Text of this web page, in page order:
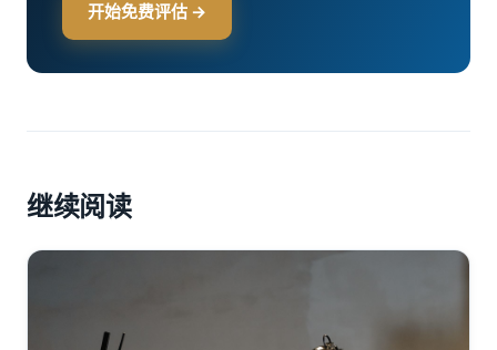
开始免费评估 →
继续阅读